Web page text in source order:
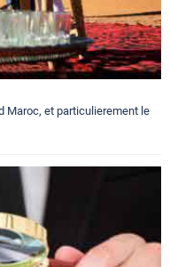
Maroc, et particulierement le